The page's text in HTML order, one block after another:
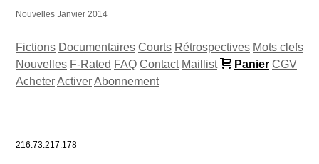
Nouvelles Janvier 2014
Fictions Documentaires Courts Rétrospectives Mots clefs
Nouvelles F-Rated FAQ Contact Maillist Panier CGV
AcheterActiverAbonnement
216.73.217.178